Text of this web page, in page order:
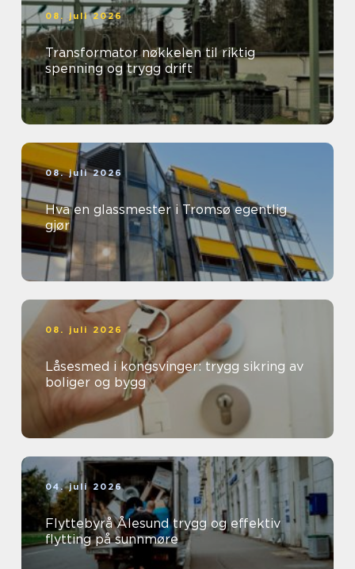
08. juli 2026
Transformator nøkkelen til riktig
spenning og trygg drift
08. juli 2026
Hva en glassmester i Tromsø egentlig
gjør
08. juli 2026
Låsesmed i kongsvinger: trygg sikring av
boliger og bygg
04. juli 2026
Flyttebyrå Ålesund trygg og effektiv
flytting på sunnmøre